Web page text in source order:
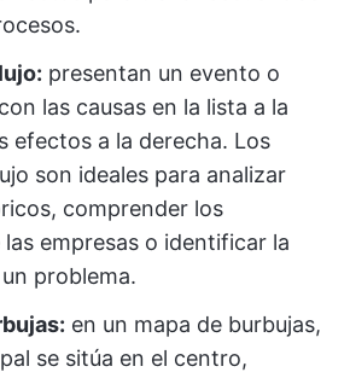
presentan un evento o
las causas en la lista a la
efectos a la derecha. Los
son ideales para analizar
comprender los
empresas o identificar la
problema.
en un mapa de burbujas,
se sitúa en el centro,